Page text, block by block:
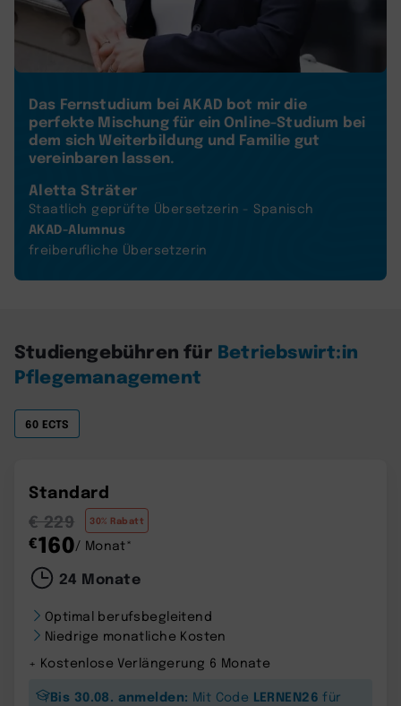
Das Fernstudium bei AKAD bot mir die
perfekte Mischung für ein Online-Studium bei
dem sich Weiterbildung und Familie gut
vereinbaren lassen.
Aletta Sträter
Staatlich geprüfte Übersetzerin - Spanisch
AKAD-Alumnus
freiberufliche Übersetzerin
Studiengebühren für Betriebswirt:in
Pflegemanagement
60 ECTS
Standard
€ 229
30% Rabatt
€160/ Monat*
24 Monate
Optimal berufsbegleitend
Niedrige monatliche Kosten
+ Kostenlose Verlängerung 6 Monate
Bis 30.08. anmelden: Mit Code LERNEN26 für